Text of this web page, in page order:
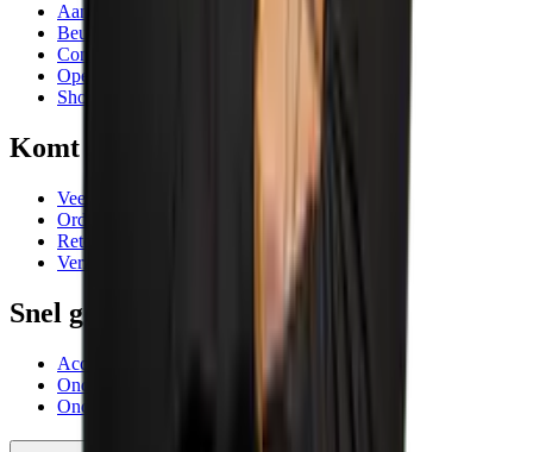
Aanbiedingen
Beurzen en evenementen
Contactgegevens
Openingstijden
Showrooms
Komt goed
Veelgestelde vragen
Orderafhandeling
Retourneren
Verzending
Snel geregeld
Account AIC Visser
Onderhoud meetinstrumenten
Onderhoud en reparatie machines